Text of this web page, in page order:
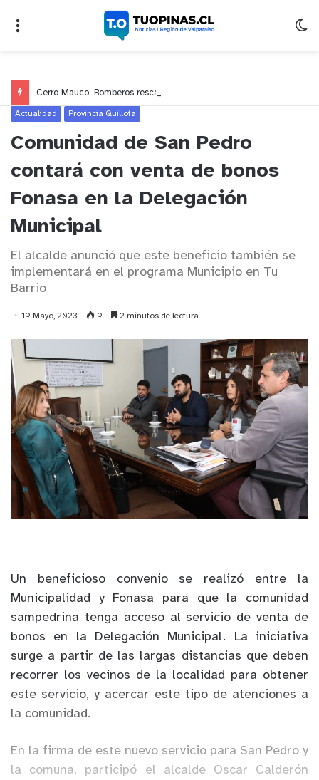
Actualidad Provincia Quillota
Comunidad de San Pedro
contará con venta de bonos
Fonasa en la Delegación
Municipal
El alcalde anunció que este beneficio también se
implementará en el programa Municipio en Tu
Barrio
19 Mayo, 2023 9 2 minutos de lectura
Un beneficioso convenio se realizó entre la
Municipalidad y Fonasa para que la comunidad
sampedrina tenga acceso al servicio de venta de
bonos en la Delegación Municipal. La iniciativa
surge a partir de las largas distancias que deben
recorrer los vecinos de la localidad para obtener
este servicio, y acercar este tipo de atenciones a
la comunidad.
En la firma de este nuevo servicio para San Pedro y
la comuna, participó el alcalde Oscar Calderón